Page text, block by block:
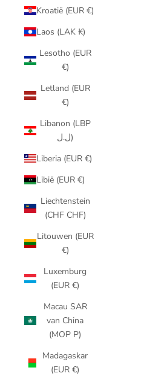
Kroatië (EUR €)
Laos (LAK ₭)
Lesotho (EUR
€)
Letland (EUR
€)
Libanon (LBP
ل.ل)
Liberia (EUR €)
Libië (EUR €)
Liechtenstein
(CHF CHF)
Litouwen (EUR
€)
Luxemburg
(EUR €)
Macau SAR
van China
(MOP P)
Madagaskar
(EUR €)